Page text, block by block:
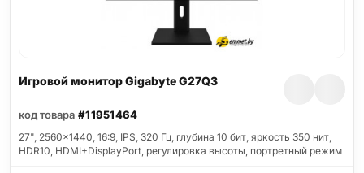
Игровой монитор Gigabyte G27Q3
код товара #11951464
27", 2560x1440, 16:9, IPS, 320 Гц, глубина 10 бит, яркость 350 нит,
HDR10, HDMI+DisplayPort, регулировка высоты, портретный режим